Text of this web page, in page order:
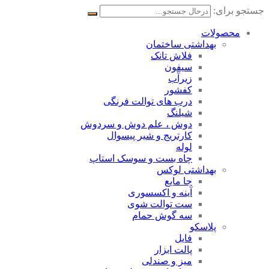
جستجو برای:
محصولات
بهداشتی ساختمان
فلاش تانک
سیفون
زیرآب
کفشور
درب های توالت فرنگی
شیلنگ
دوش ، علم دوش و سردوش
کارتریج و شیر پیسوال
لوله
چاه بست و سوسک استاپ
بهداشتی لوکس
جا مایع
آینه و اکسسوری
ست توالت شوی
سه گوش حمام
پلاسکو
فایل
پالت ابزار
میز و صندلی